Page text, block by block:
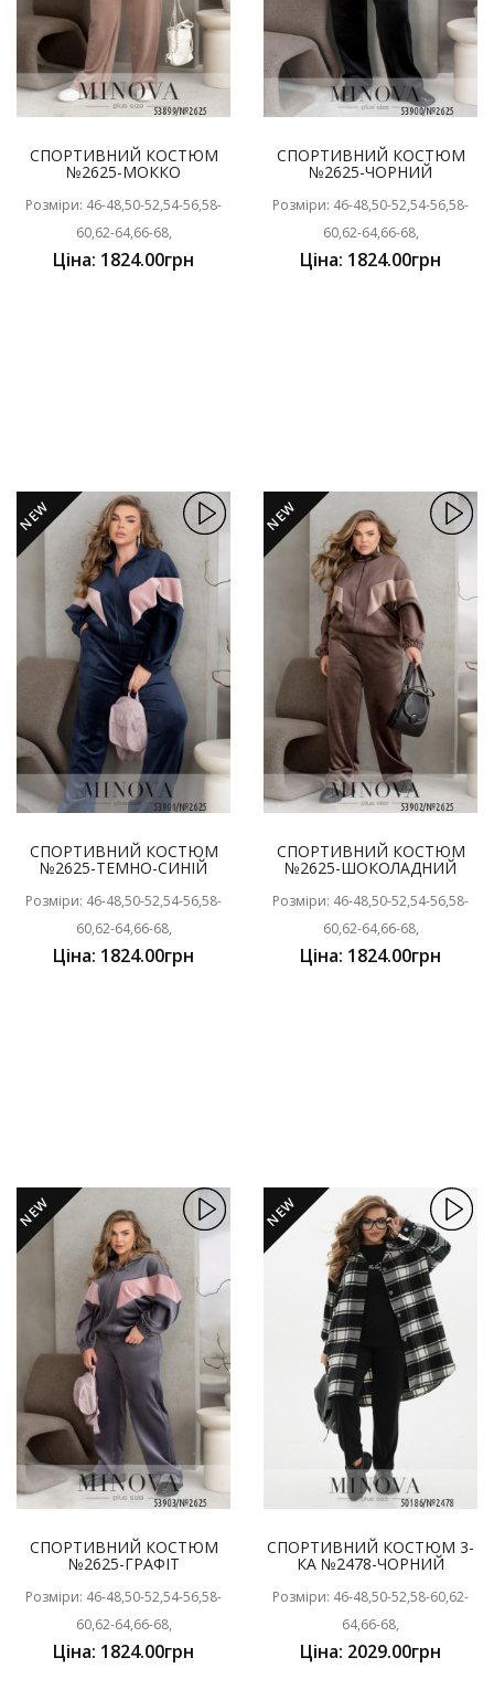
СПОРТИВНИЙ КОСТЮМ
№2625-МОККО
Розміри: 46-48,50-52,54-56,58-
60,62-64,66-68,
Ціна: 1824.00грн
СПОРТИВНИЙ КОСТЮМ
№2625-ЧОРНИЙ
Розміри: 46-48,50-52,54-56,58-
60,62-64,66-68,
Ціна: 1824.00грн
NEW
СПОРТИВНИЙ КОСТЮМ
№2625-ТЕМНО-СИНІЙ
Розміри: 46-48,50-52,54-56,58-
60,62-64,66-68,
Ціна: 1824.00грн
NEW
СПОРТИВНИЙ КОСТЮМ
№2625-ШОКОЛАДНИЙ
Розміри: 46-48,50-52,54-56,58-
60,62-64,66-68,
Ціна: 1824.00грн
NEW
СПОРТИВНИЙ КОСТЮМ
№2625-ГРАФІТ
Розміри: 46-48,50-52,54-56,58-
60,62-64,66-68,
Ціна: 1824.00грн
NEW
СПОРТИВНИЙ КОСТЮМ 3-
КА №2478-ЧОРНИЙ
Розміри: 46-48,50-52,58-60,62-
64,66-68,
Ціна: 2029.00грн